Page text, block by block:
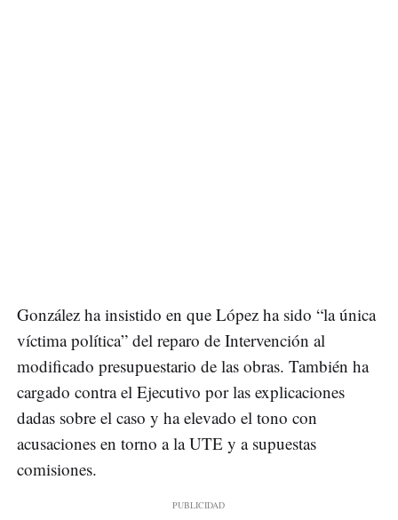
González ha insistido en que López ha sido “la única
víctima política” del reparo de Intervención al
modificado presupuestario de las obras. También ha
cargado contra el Ejecutivo por las explicaciones
dadas sobre el caso y ha elevado el tono con
acusaciones en torno a la UTE y a supuestas
comisiones.